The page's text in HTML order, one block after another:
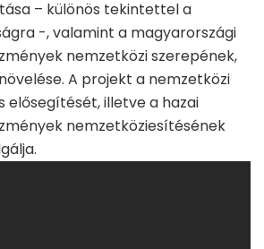
– különös tekintettel a
-, valamint a magyarországi
nemzetközi szerepének,
A projekt a nemzetközi
elősegítését, illetve a hazai
nemzetköziesítésének